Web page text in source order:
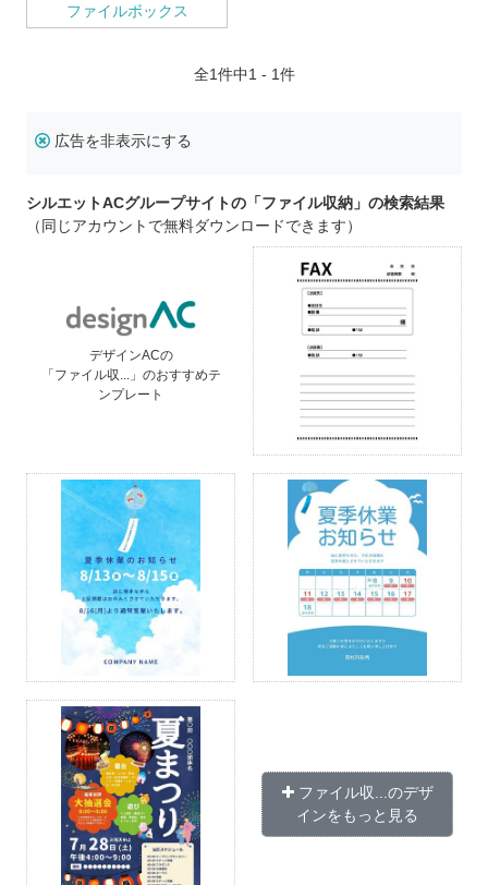
ファイルボックス
全1件中1 - 1件
広告を非表示にする
シルエットACグループサイトの「ファイル収納」の検索結果
（同じアカウントで無料ダウンロードできます）
デザインACの
「ファイル収...」のおすすめテ
ンプレート
ファイル収...のデザ
インをもっと見る